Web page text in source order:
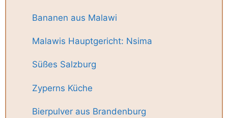
Bananen aus Malawi
Malawis Hauptgericht: Nsima
Süßes Salzburg
Zyperns Küche
Bierpulver aus Brandenburg